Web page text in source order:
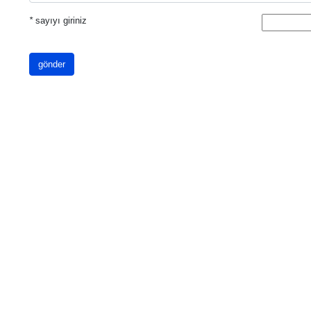
*sayıyı giriniz
gönder